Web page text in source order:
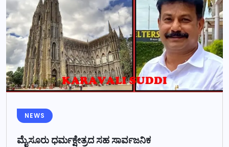
NEWS
ಮೈಸೂರು ಧರ್ಮಕ್ಷೇತ್ರದ ಸಹ ಸಾರ್ವಜನಿಕ